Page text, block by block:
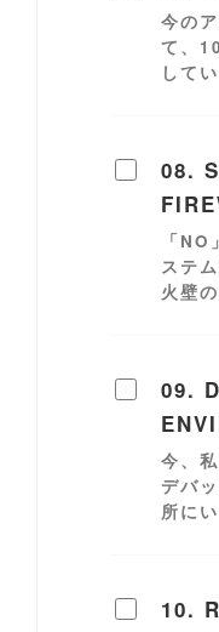
今の
て、
して
08.
「
ステ
火壁
09.
今、
デバ
所に
10.